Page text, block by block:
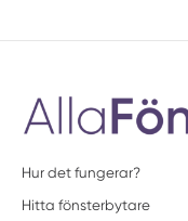
Hur det fungerar?
Hitta fönsterbytare